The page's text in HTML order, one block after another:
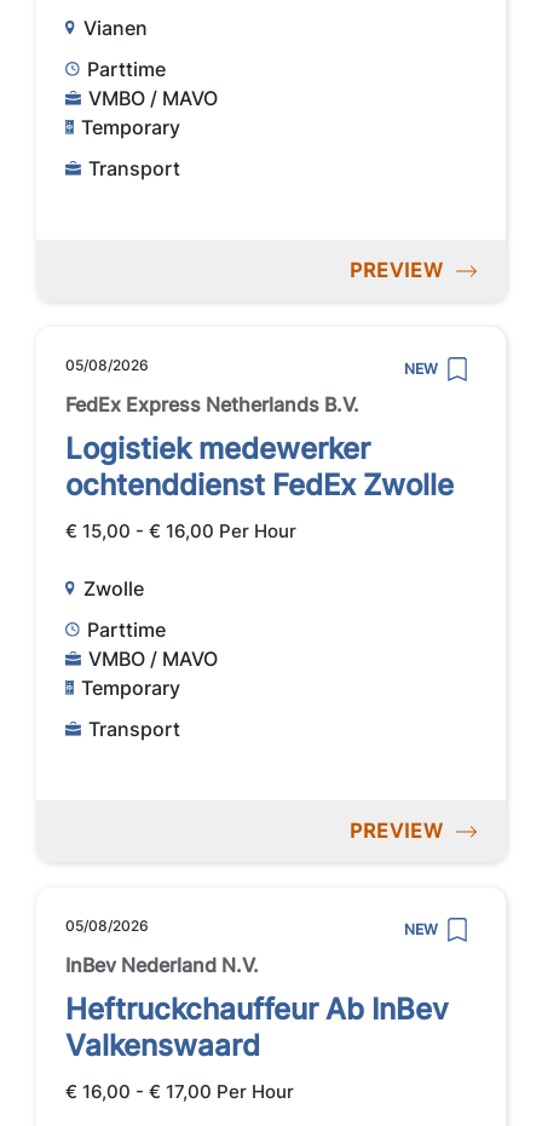
Vianen
Parttime
VMBO / MAVO
Temporary
Transport
PREVIEW
05/08/2026 NEW
FedEx Express Netherlands B.V.
Logistiek medewerker
ochtenddienst FedEx Zwolle
€ 15,00 - € 16,00 Per Hour
Zwolle
Parttime
VMBO / MAVO
Temporary
Transport
PREVIEW
05/08/2026 NEW
InBev Nederland N.V.
Heftruckchauffeur Ab InBev
Valkenswaard
€ 16,00 - € 17,00 Per Hour